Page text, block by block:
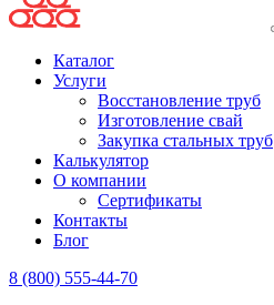
Каталог
Услуги
Восстановление труб
Изготовление свай
Закупка стальных труб
Калькулятор
О компании
Сертификаты
Контакты
Блог
8 (800) 555-44-70